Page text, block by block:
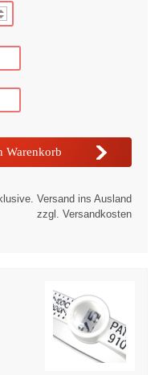
Versand ins Ausland
zzgl. Versandkosten